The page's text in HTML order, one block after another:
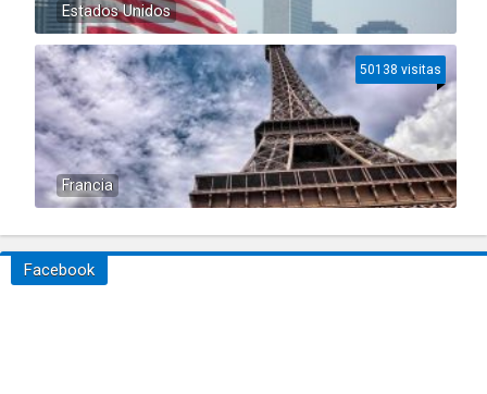
Estados Unidos
Francia
50138 visitas
Facebook